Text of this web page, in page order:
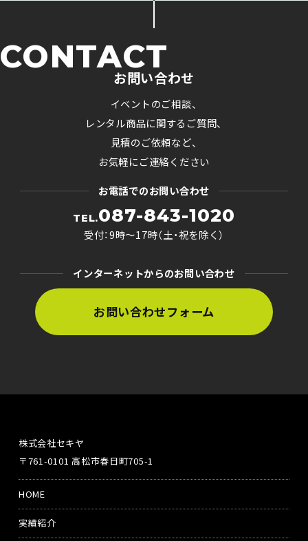
CONTACT
お問い合わせ
イベントのご相談、
レンタル商品に関するご質問、
見積のご依頼など、
お気軽にご連絡ください
お電話でのお問い合わせ
TEL.087-843-1020
受付：9時〜17時（土・祝を除く）
インターネットからのお問い合わせ
お問い合わせフォーム
株式会社セキヤ
〒761-0101 高松市春日町705-1
HOME
実績紹介